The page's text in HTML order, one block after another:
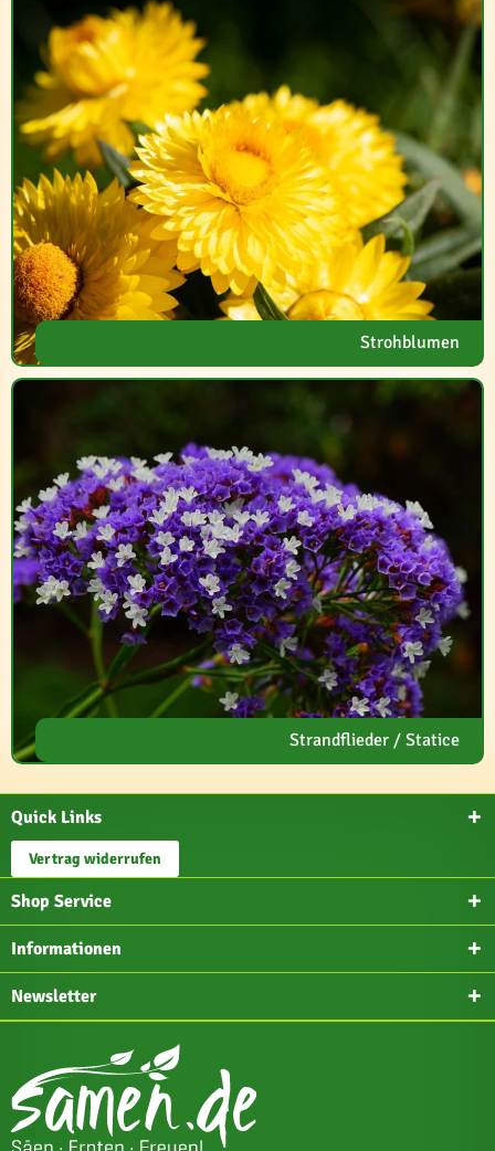
Strohblumen
Strandflieder / Statice
Quick Links
Vertrag widerrufen
Shop Service
Informationen
Newsletter